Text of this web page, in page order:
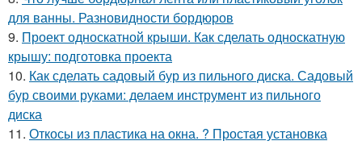
для ванны. Разновидности бордюров
9. Проект односкатной крыши. Как сделать односкатную
крышу: подготовка проекта
10. Как сделать садовый бур из пильного диска. Садовый
бур своими руками: делаем инструмент из пильного
диска
11. Откосы из пластика на окна. ? Простая установка